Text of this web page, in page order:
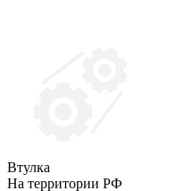
Втулка
На территории РФ